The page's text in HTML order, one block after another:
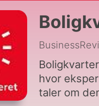
hvor
taler om